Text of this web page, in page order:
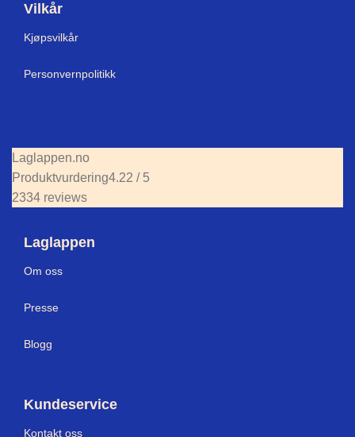
Vilkår
Kjøpsvilkår
Personvernpolitikk
Laglappen.no
Produktvurdering4.22 / 5
2334 reviews
Laglappen
Om oss
Presse
Blogg
Kundeservice
Kontakt oss